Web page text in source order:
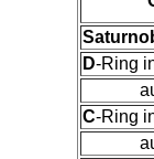
D-Ring
C-Ring